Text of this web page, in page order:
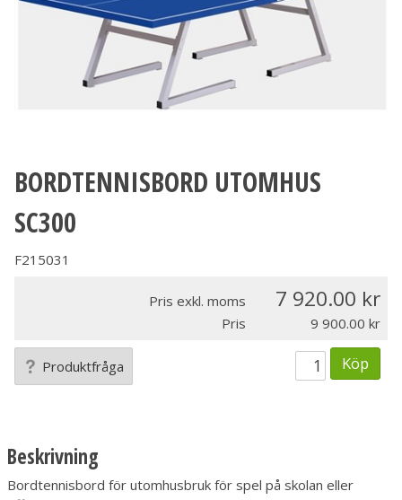
BORDTENNISBORD UTOMHUS
SC300
F215031
Pris exkl. moms 7 920.00
Pris 9 900.00
Produktfråga Köp
Beskrivning
Bordtennisbord för utomhusbruk för spel på skolan eller